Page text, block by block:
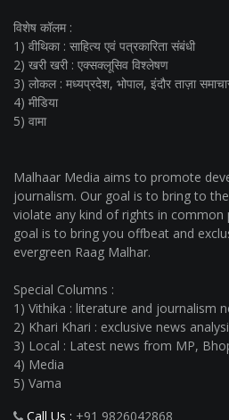
विशेष कॉलम :
1) वीथिका : साहित्य एवं पत्रकारिता संबंधी
2) खरी खरी : एक्सक्लूसिव विश्लेषण
3) लोकल : मध्यप्रदेश, भोपाल, इंदौर ताज़ा
4) मीडिया
5) वामा
Malhaar Media aims to promote
journalism. Our goal is to bring to
violate any kind of rights in common
goal is to bring you offbeat and
evergreen Raag Malhar.
Special Columns :
1) Vithika : literature and journalism
2) Khari Khari : exclusive news
3) Local : Latest news from MP,
4) Media
5) Vama
Call Us : +91 9826042868